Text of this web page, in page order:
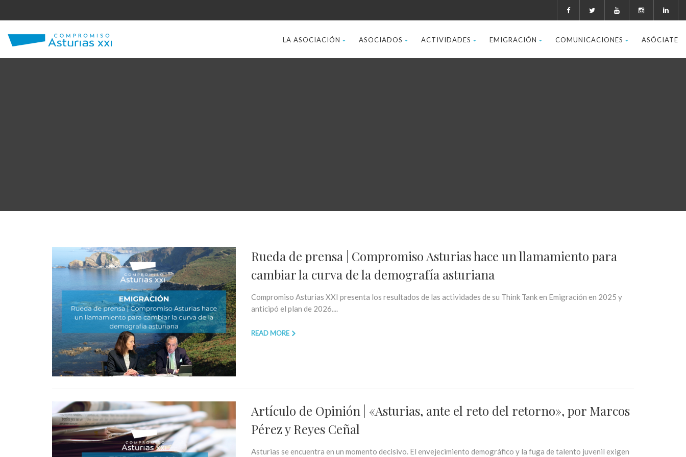
LA ASOCIACIÓN ASOCIADOS ACTIVIDADES EMIGRACIÓN COMUNICACIONES ASÓCIATE
Rueda de prensa | Compromiso Asturias hace un llamamiento para
cambiar la curva de la demografía asturiana
Compromiso Asturias XXI presenta los resultados de las actividades de su Think Tank en Emigración en 2025 y
anticipó el plan de 2026....
READ MORE
Artículo de Opinión | «Asturias, ante el reto del retorno», por Marcos
Pérez y Reyes Ceñal
Asturias se encuentra en un momento decisivo. El envejecimiento demográfico y la fuga de talento juvenil exigen